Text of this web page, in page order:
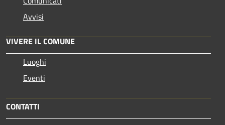
Avvisi
VIVERE IL COMUNE
Luoghi
Eventi
CONTATTI